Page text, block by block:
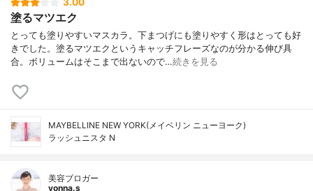
3.00
塗るマツエク
とっても塗りやすいマスカラ。下まつげにも塗りやすく形はとっても好
きでした。塗るマツエクというキャッチフレーズなのが分かる伸び具
合。ボリュームはそこまで出ないので…続きを見る
MAYBELLINE NEW YORK(メイベリン ニューヨーク)
ラッシュニスタ N
美容ブロガー
yonna.s